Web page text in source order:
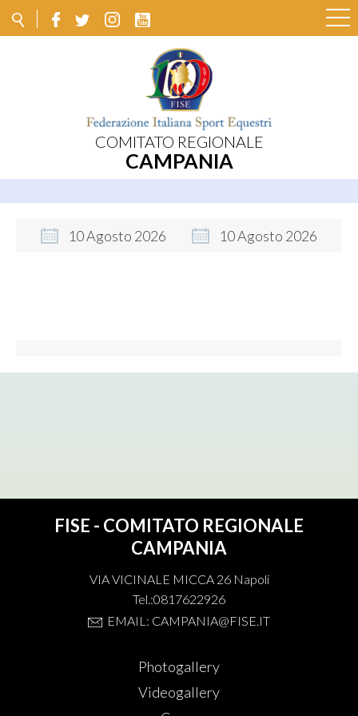
COMITATO REGIONALE
CAMPANIA
10Agosto 2026 10Agosto 2026
FISE - COMITATO REGIONALE
CAMPANIA
VIA VICINALE MICCA 26 Napoli
Tel.:0817622926
EMAIL: CAMPANIA@FISE.IT
Photogallery
Videogallery